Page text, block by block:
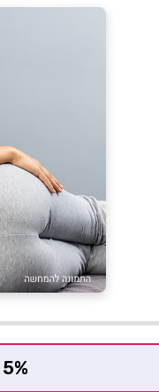
5% הנחה אוטומטית למשלמים בכרטיס המועדון